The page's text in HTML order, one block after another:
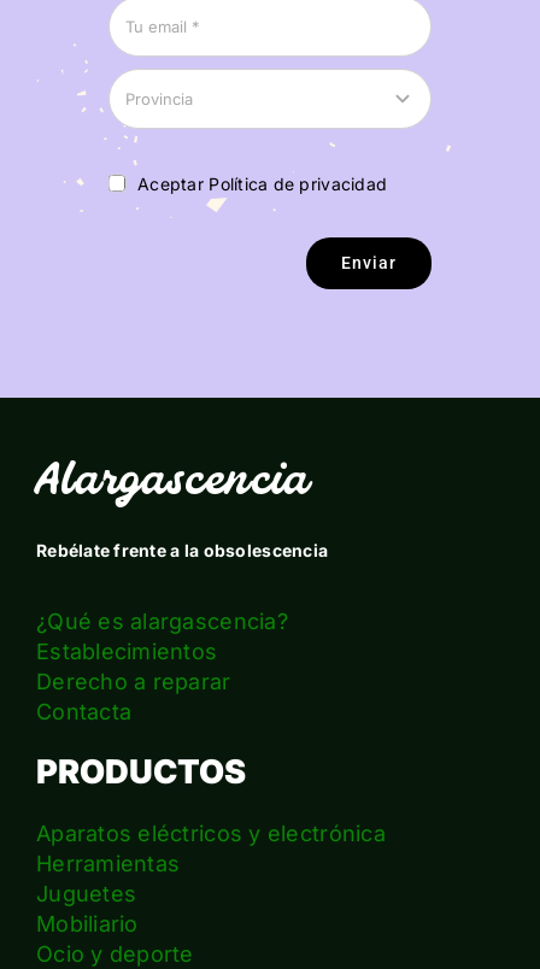
Aceptar Política de privacidad
Enviar
Alargascencia
Rebélate frente a la obsolescencia
¿Qué es alargascencia?
Establecimientos
Derecho a reparar
Contacta
PRODUCTOS
Aparatos eléctricos y electrónica
Herramientas
Juguetes
Mobiliario
Ocio y deporte